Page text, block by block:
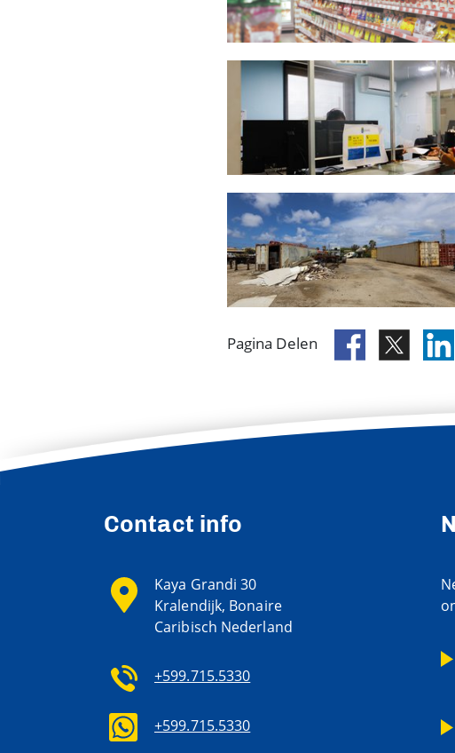
Pagina Delen
Contact info
Kaya Grandi 30
Kralendijk, Bonaire
Caribisch Nederland
+599.715.5330
+599.715.5330